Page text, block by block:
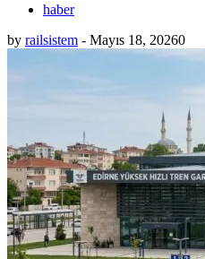
haber
by railsistem - Mayıs 18, 20260